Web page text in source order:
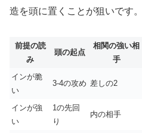
造を頭に置くことが狙いです。
前提の読
み
頭の起点
相関の強い相
手
インが脆
い
3-4の攻め 差しの2
インが強
い
1の先回
り
内の相手